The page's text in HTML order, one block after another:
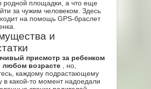
родной площадки, а что еще
за чужим человеком. Здесь
на помощь GPS-браслет
и
присмотр за ребенком
любом возрасте
, но,
каждому подрастающему
в какой-то момент надоедали